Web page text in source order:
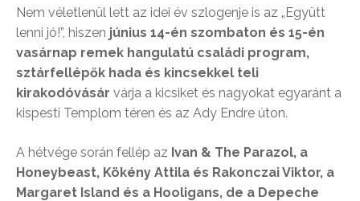
Nem véletlenül lett az idei év szlogenje is az „Együtt
lenni jó!”, hiszen június 14-én szombaton és 15-én
vasárnap remek hangulatú családi program,
sztárfellépők hada és kincsekkel teli
kirakodóvásár várja a kicsiket és nagyokat egyaránt a
kispesti Templom téren és az Ady Endre úton.
A hétvége során fellép az Ivan & The Parazol, a
Honeybeast, Kökény Attila és Rakonczai Viktor, a
Margaret Island és a Hooligans, de a Depeche